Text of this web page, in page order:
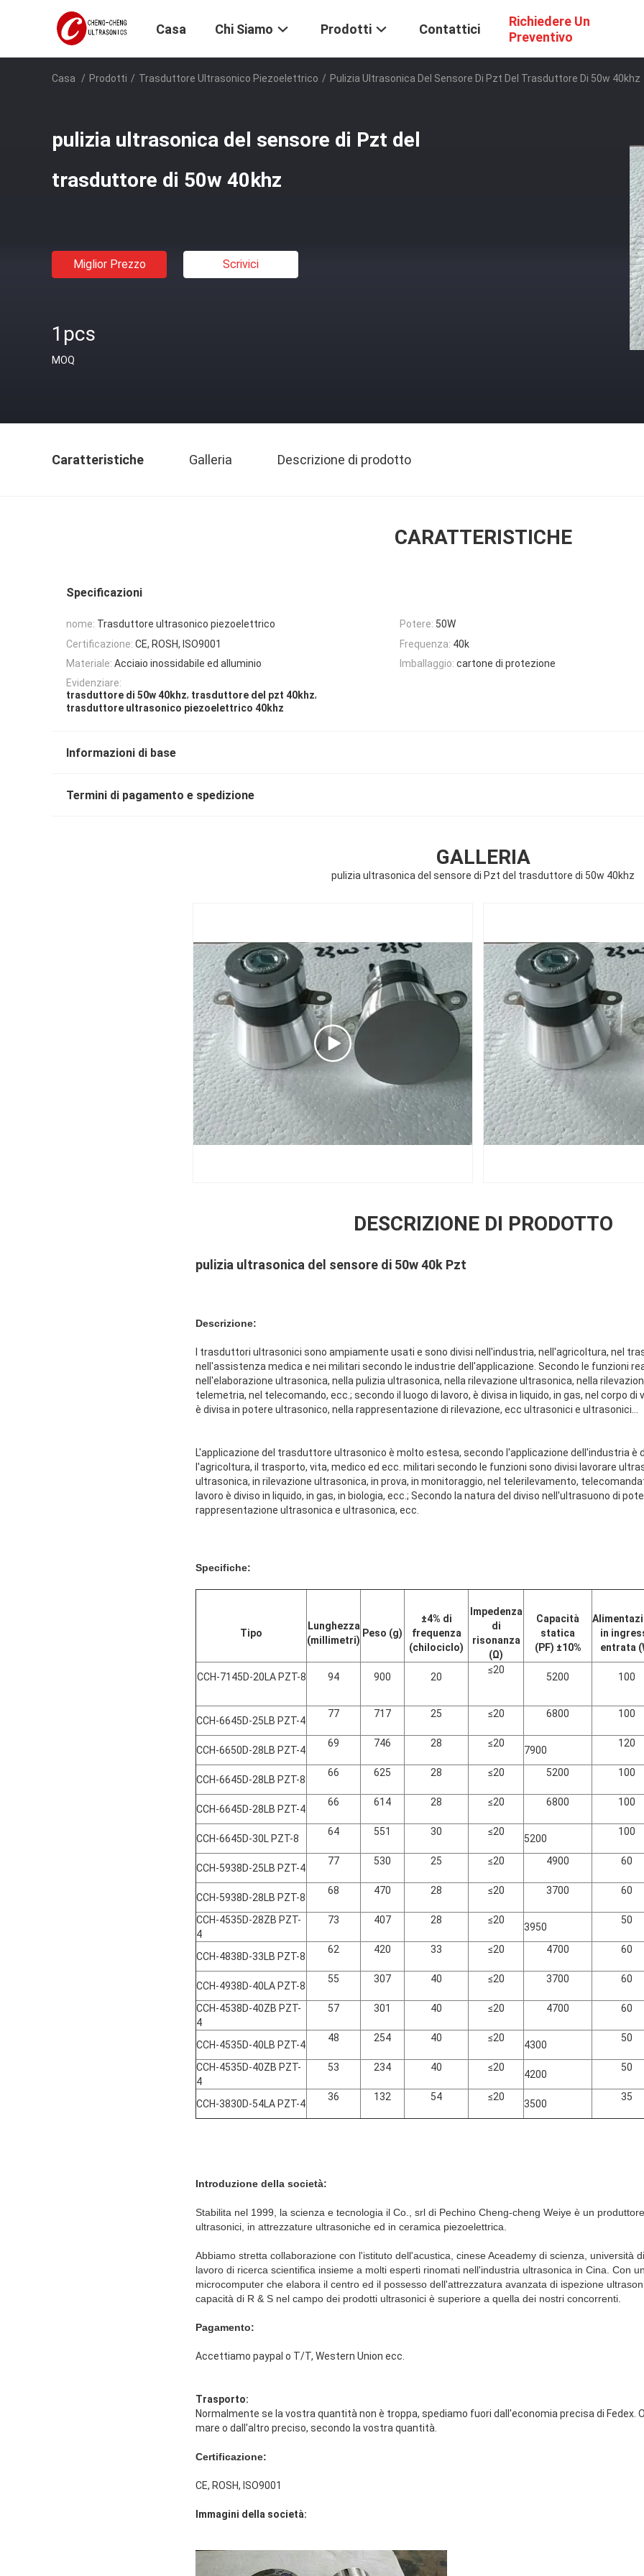
Casa Chi Siamo Prodotti Contattici
Richiedere Un
Preventivo
Casa / Prodotti / Trasduttore Ultrasonico Piezoelettrico / Pulizia Ultrasonica Del Sensore Di Pzt Del Trasduttore Di 50w 40khz
pulizia ultrasonica del sensore di Pzt del
trasduttore di 50w 40khz
Miglior Prezzo Scrivici
1pcs
MOQ
Caratteristiche Galleria Descrizione di prodotto
CARATTERISTICHE
Specificazioni
nome: Trasduttore ultrasonico piezoelettrico Potere: 50W
Certificazione: CE, ROSH, ISO9001 Frequenza: 40k
Materiale: Acciaio inossidabile ed alluminio Imballaggio: cartone di protezione
Evidenziare:
trasduttore di 50w 40khz, trasduttore del pzt 40khz,
trasduttore ultrasonico piezoelettrico 40khz
Informazioni di base
Termini di pagamento e spedizione
GALLERIA
pulizia ultrasonica del sensore di Pzt del trasduttore di 50w 40khz
DESCRIZIONE DI PRODOTTO
pulizia ultrasonica del sensore di 50w 40k Pzt
Descrizione:
I trasduttori ultrasonici sono ampiamente usati e sono divisi nell'industria, nell'agricoltura, nel
nell'assistenza medica e nei militari secondo le industrie dell'applicazione. Secondo le funzioni
nell'elaborazione ultrasonica, nella pulizia ultrasonica, nella rilevazione ultrasonica, nella
telemetria, nel telecomando, ecc.; secondo il luogo di lavoro, è divisa in liquido, in gas, nel corpo di
è divisa in potere ultrasonico, nella rappresentazione di rilevazione, ecc ultrasonici e ultrasonici…
L'applicazione del trasduttore ultrasonico è molto estesa, secondo l'applicazione dell'industria è
l'agricoltura, il trasporto, vita, medico ed ecc. militari secondo le funzioni sono divisi lavorare
ultrasonica, in rilevazione ultrasonica, in prova, in monitoraggio, nel telerilevamento,
lavoro è diviso in liquido, in gas, in biologia, ecc.; Secondo la natura del diviso nell'ultrasuono di
rappresentazione ultrasonica e ultrasonica, ecc.
Specifiche:
Tipo
Lunghezza
(millimetri)
Peso (g)
±4% di
frequenza
(chilociclo)
Impedenza
di
risonanza
(Ω)
Capacità
statica
(PF) ±10%
in
entrata
CCH-7145D-20LA PZT-8 94 900 20
≤20
5200 100
CCH-6645D-25LB PZT-4
77 717 25 ≤20 6800 100
CCH-6650D-28LB PZT-4
69 746 28 ≤20
7900
120
CCH-6645D-28LB PZT-8
66 625 28 ≤20 5200 100
CCH-6645D-28LB PZT-4
66 614 28 ≤20 6800 100
CCH-6645D-30L PZT-8
64 551 30 ≤20
5200
100
CCH-5938D-25LB PZT-4
77 530 25 ≤20 4900 60
CCH-5938D-28LB PZT-8
68 470 28 ≤20 3700 60
CCH-4535D-28ZB PZT-
4
73 407 28 ≤20
3950
50
CCH-4838D-33LB PZT-8
62 420 33 ≤20 4700 60
CCH-4938D-40LA PZT-8
55 307 40 ≤20 3700 60
CCH-4538D-40ZB PZT-
4
57 301 40 ≤20 4700 60
CCH-4535D-40LB PZT-4
48 254 40 ≤20
4300
50
CCH-4535D-40ZB PZT-
4
53 234 40 ≤20
4200
50
CCH-3830D-54LA PZT-4
36 132 54 ≤20
3500
35
Introduzione della società:
Stabilita nel 1999, la scienza e tecnologia il Co., srl di Pechino Cheng-cheng Weiye è un
ultrasonici, in attrezzature ultrasoniche ed in ceramica piezoelettrica.
Abbiamo stretta collaborazione con l'istituto dell'acustica, cinese Aceademy di scienza, università
lavoro di ricerca scientifica insieme a molti esperti rinomati nell'industria ultrasonica in Cina. Con
microcomputer che elabora il centro ed il possesso dell'attrezzatura avanzata di ispezione
capacità di R & S nel campo dei prodotti ultrasonici è superiore a quella dei nostri concorrenti.
Pagamento:
Accettiamo paypal o T/T, Western Union ecc.
Trasporto:
Normalmente se la vostra quantità non è troppa, spediamo fuori dall'economia precisa di Fedex.
mare o dall'altro preciso, secondo la vostra quantità.
Certificazione:
CE, ROSH, ISO9001
Immagini della società: